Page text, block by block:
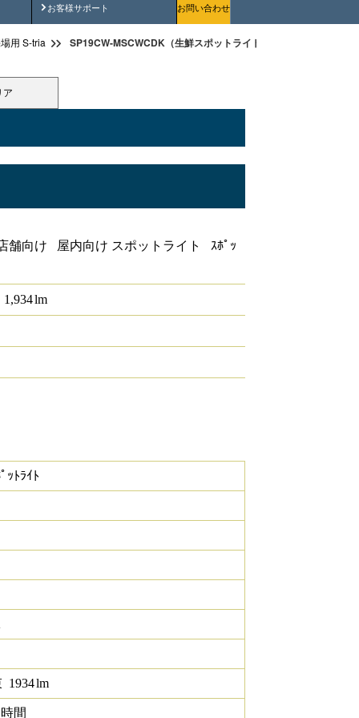
お客様サポート
安全にご使用いただくためにお問い合わせ
用 S-tria SP19CW-MSCWCDK（生鮮スポットライト 高演色 ダイヤきらき
ア
舗向け 屋内向け スポットライト ｽﾎﾟｯ
1,934lm
ｯﾄﾗｲﾄ
1934lm
間